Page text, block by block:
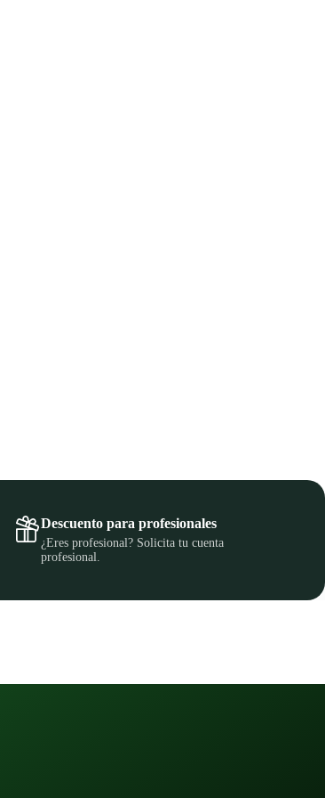
Descuento para profesionales
¿Eres profesional? Solicita tu cuenta
profesional.